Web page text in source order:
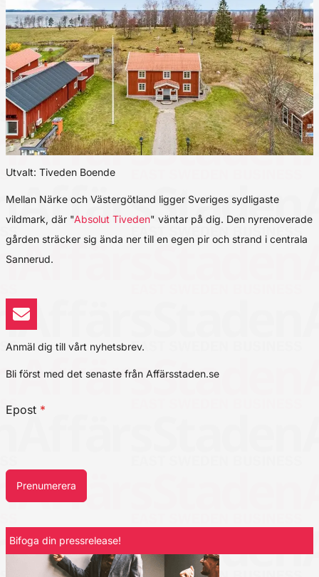
Utvalt: Tiveden Boende
Mellan Närke och Västergötland ligger Sveriges sydligaste
vildmark, där "Absolut Tiveden" väntar på dig. Den nyrenoverade
gården sträcker sig ända ner till en egen pir och strand i centrala
Sannerud.
Anmäl dig till vårt nyhetsbrev.
Bli först med det senaste från Affärsstaden.se
Epost *
Prenumerera
Bifoga din pressrelease!